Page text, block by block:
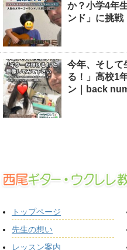
か？小学4年
ンド」に挑戦
今年、そして
る！」高校1
ン｜back
トップページ
先生の想い
レッスン案内